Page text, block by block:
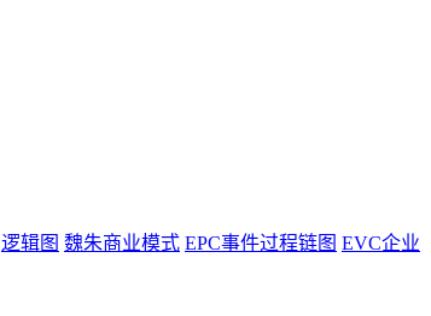
逻辑图 魏朱商业模式 EPC事件过程链图 EVC企业